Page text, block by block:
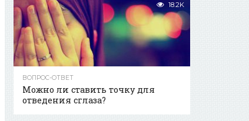
18.2K
ВОПРОС-ОТВЕТ
Можно ли ставить точку для
отведения сглаза?